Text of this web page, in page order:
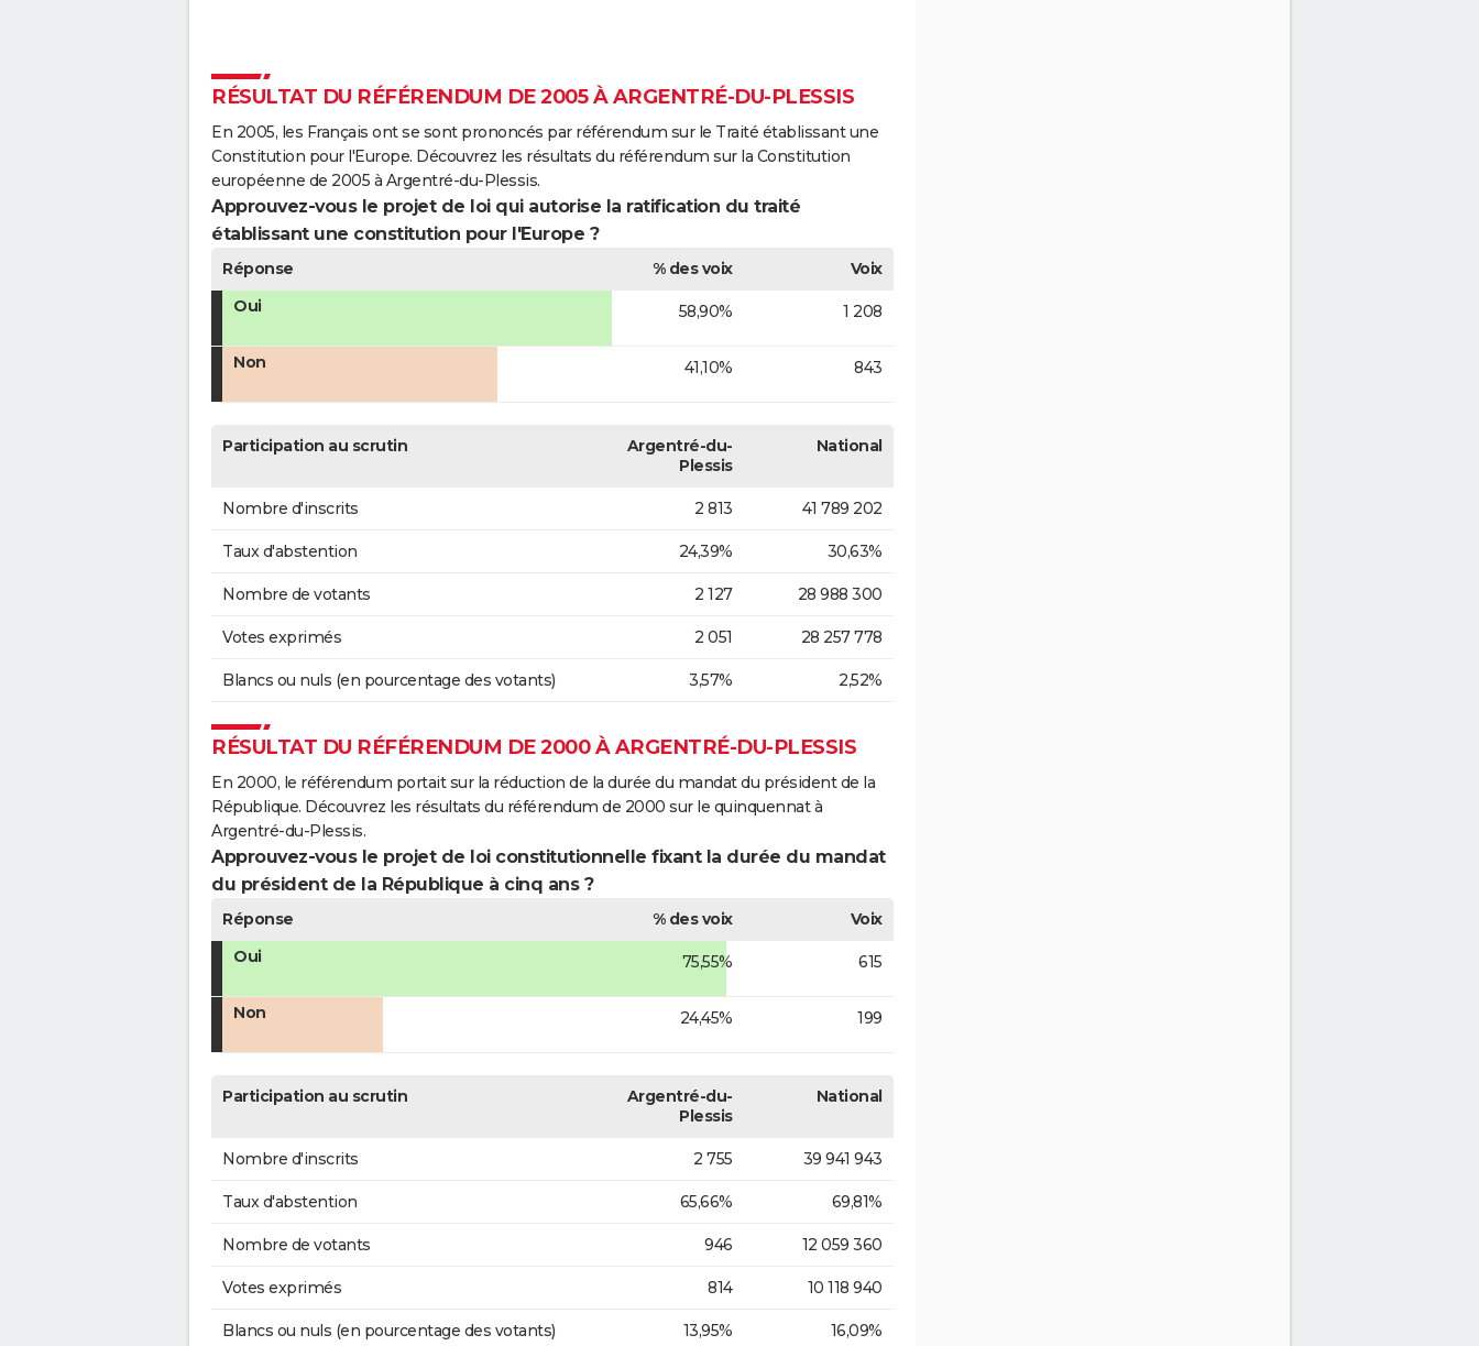
RÉSULTAT DU RÉFÉRENDUM DE 2005 À ARGENTRÉ-DU-PLESSIS
En 2005, les Français ont se sont prononcés par référendum sur le Traité établissant une
Constitution pour l'Europe. Découvrez les résultats du référendum sur la Constitution
européenne de 2005 à Argentré-du-Plessis.
Approuvez-vous le projet de loi qui autorise la ratification du traité
établissant une constitution pour l'Europe ?
Réponse % des voix
Voix
Oui
58,90% 1 208
Non 41,10% 843
Participation au scrutin
Argentré-du-
Plessis
National
Nombre d'inscrits 2 813 41 789 202
Taux d'abstention 24,39% 30,63%
Nombre de votants 2 127 28 988 300
Votes exprimés 2 051 28 257 778
Blancs ou nuls (en pourcentage des votants) 3,57% 2,52%
RÉSULTAT DU RÉFÉRENDUM DE 2000 À ARGENTRÉ-DU-PLESSIS
En 2000, le référendum portait sur la réduction de la durée du mandat du président de la
République. Découvrez les résultats du référendum de 2000 sur le quinquennat à
Argentré-du-Plessis.
Approuvez-vous le projet de loi constitutionnelle fixant la durée du mandat
du président de la République à cinq ans ?
Réponse % des voix
Voix
Oui
75,55% 615
Non 24,45% 199
Participation au scrutin
Argentré-du-
Plessis
National
Nombre d'inscrits 2 755 39 941 943
Taux d'abstention 65,66% 69,81%
Nombre de votants 946 12 059 360
Votes exprimés 814 10 118 940
Blancs ou nuls (en pourcentage des votants) 13,95% 16,09%